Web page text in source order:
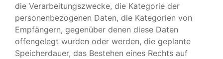
die Verarbeitungszwecke, die Kategorie der
personenbezogenen Daten, die Kategorien von
Empfängern, gegenüber denen diese Daten
offengelegt wurden oder werden, die geplante
Speicherdauer, das Bestehen eines Rechts auf